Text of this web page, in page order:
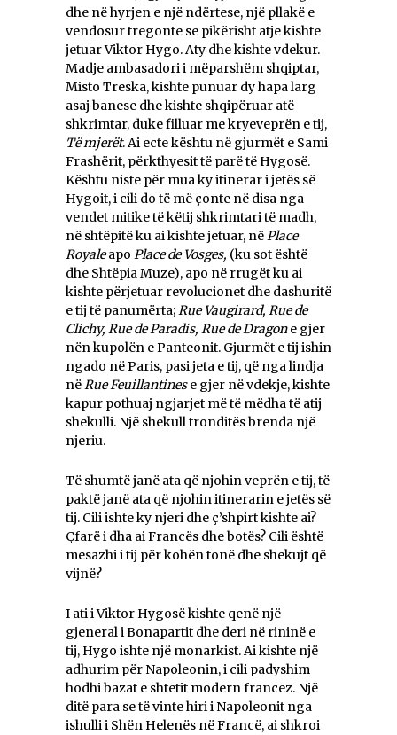
dhe në hyrjen e një ndërtese, një pllakë e
vendosur tregonte se pikërisht atje kishte
jetuar Viktor Hygo. Aty dhe kishte vdekur.
Madje ambasadori i mëparshëm shqiptar,
Misto Treska, kishte punuar dy hapa larg
asaj banese dhe kishte shqipëruar atë
shkrimtar, duke filluar me kryeveprën e tij,
Të mjerët. Ai ecte kështu në gjurmët e Sami
Frashërit, përkthyesit të parë të Hygosë.
Kështu niste për mua ky itinerar i jetës së
Hygoit, i cili do të më çonte në disa nga
vendet mitike të këtij shkrimtari të madh,
në shtëpitë ku ai kishte jetuar, nëPlace
Royaleapo Place de Vosges, (ku sot është
dhe Shtëpia Muze), apo në rrugët ku ai
kishte përjetuar revolucionet dhe dashuritë
e tij të panumërta;Rue Vaugirard, Rue de
Clichy, Rue de Paradis, Rue de Dragone gjer
nën kupolën e Panteonit. Gjurmët e tij ishin
ngado në Paris, pasi jeta e tij, që nga lindja
nëRue Feuillantinese gjer në vdekje, kishte
kapur pothuaj ngjarjet më të mëdha të atij
shekulli. Një shekull tronditës brenda një
njeriu.
Të shumtë janë ata që njohin veprën e tij, të
paktë janë ata që njohin itinerarin e jetës së
tij. Cili ishte ky njeri dhe ç’shpirt kishte ai?
Çfarë i dha ai Francës dhe botës? Cili është
mesazhi i tij për kohën tonë dhe shekujt që
vijnë?
I ati i Viktor Hygosë kishte qenë një
gjeneral i Bonapartit dhe deri në rininë e
tij, Hygo ishte një monarkist. Ai kishte një
adhurim për Napoleonin, i cili padyshim
hodhi bazat e shtetit modern francez. Një
ditë para se të vinte hiri i Napoleonit nga
ishulli i Shën Helenës në Francë, ai shkroi